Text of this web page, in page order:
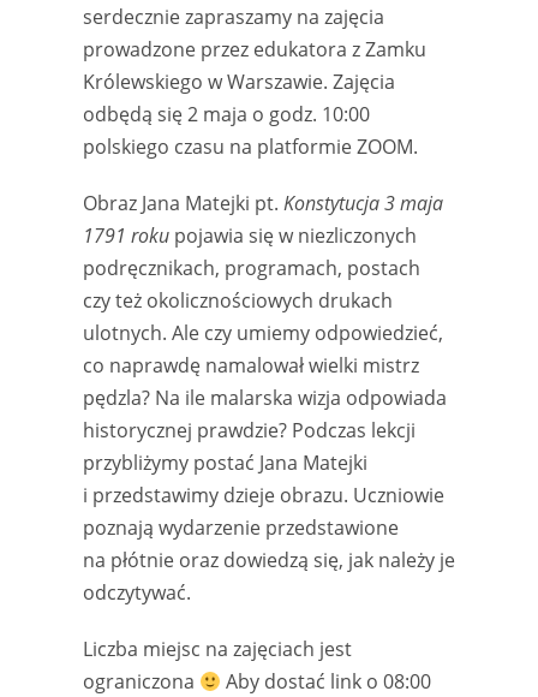
serdecznie zapraszamy na zajęcia
prowadzone przez edukatora z Zamku
Królewskiego w Warszawie. Zajęcia
odbędą się 2 maja o godz. 10:00
polskiego czasu na platformie ZOOM.
Obraz Jana Matejki pt. Konstytucja 3 maja
1791 roku pojawia się w niezliczonych
podręcznikach, programach, postach
czy też okolicznościowych drukach
ulotnych. Ale czy umiemy odpowiedzieć,
co naprawdę namalował wielki mistrz
pędzla? Na ile malarska wizja odpowiada
historycznej prawdzie? Podczas lekcji
przybliżymy postać Jana Matejki
i przedstawimy dzieje obrazu. Uczniowie
poznają wydarzenie przedstawione
na płótnie oraz dowiedzą się, jak należy je
odczytywać.
Liczba miejsc na zajęciach jest
ograniczona
Aby dostać link o 08:00